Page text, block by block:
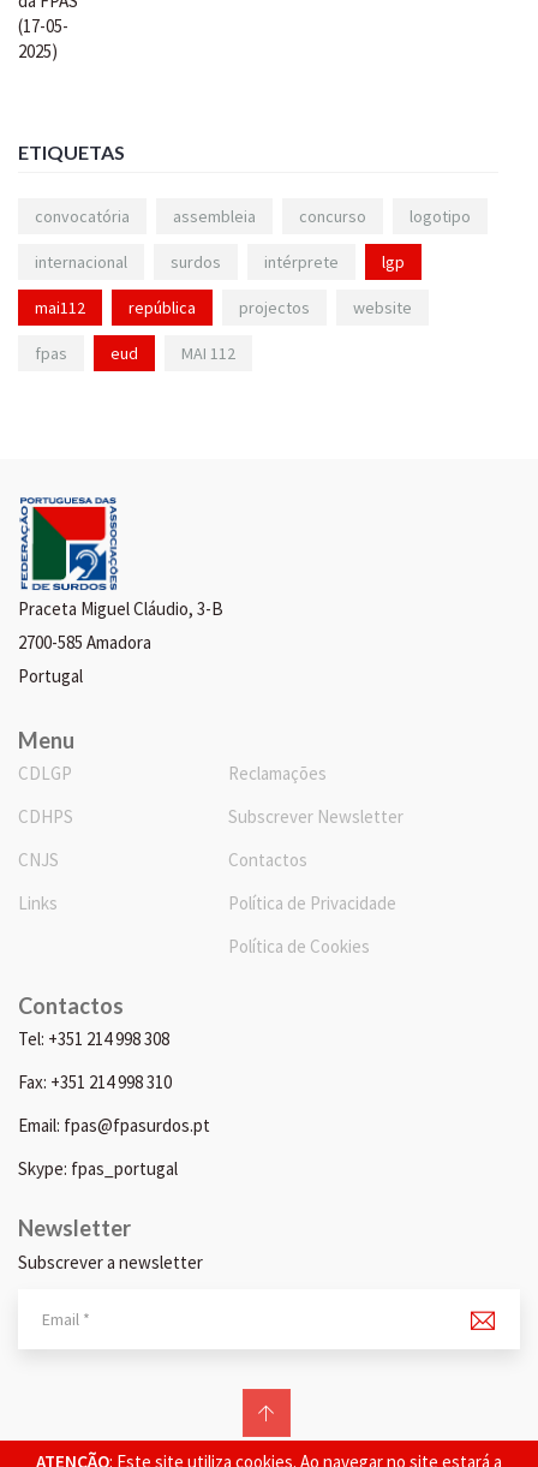
ATENÇÃO: Este site utiliza cookies. Ao navegar no site estará a
ETIQUETAS
convocatória assembleia concurso logotipo
internacional surdos intérprete lgp
mai112 república projectos website
fpas eud MAI 112
Praceta Miguel Cláudio, 3-B
2700-585 Amadora
Portugal
Menu
CDLGP
CDHPS
CNJS
Links
Reclamações
Subscrever Newsletter
Contactos
Política de Privacidade
Política de Cookies
Contactos
Tel: +351 214 998 308
Fax: +351 214 998 310
Email: fpas@fpasurdos.pt
Skype: fpas_portugal
Newsletter
Subscrever a newsletter
© 2026 FPAS. Todos os direitos reservados.